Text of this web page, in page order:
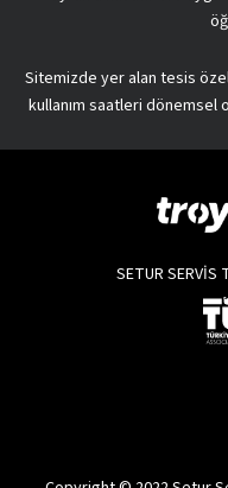
Sitemizde yer alan tesis
kullanım saatleri dönemsel
SETUR SERVİS